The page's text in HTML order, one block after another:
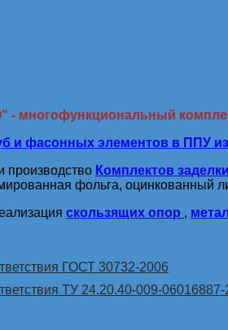
многофункциональный
и фасонных элементов в ППУ
производство Комплектов
фольга, оцинкованный
скользящих опор ,
ГОСТ 30732-2006
ТУ 24.20.40-009-06016887-